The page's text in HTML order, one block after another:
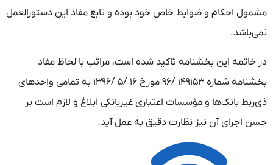
مشمول احکام و ضوابط خاص خود بوده و تابع مفاد این دستورالعمل
نمی‌باشد.
در خاتمه این بخشنامه تاکید شده است، مراتب با لحاظ مفاد
بخشنامه شماره ۱۴۹۱۵۳ /۹۶ مورخ ۱۶ /۵ /۱۳۹۶ به تمامی واحد‌های
ذی‌ربط بانک‌ها و مؤسسات اعتباری غیربانکی ابلاغ و لازم است بر
حسن اجرای آن نیز نظارت دقیق به عمل آید.